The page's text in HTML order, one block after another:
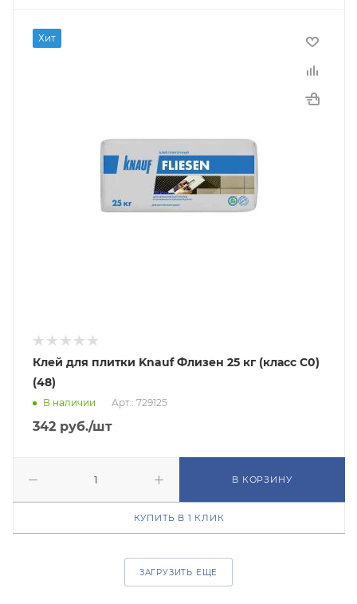
Хит
Клей для плитки Knauf Флизен 25 кг (класс C0)
(48)
В наличии Арт.: 729125
342 руб./шт
В КОРЗИНУ
КУПИТЬ В 1 КЛИК
ЗАГРУЗИТЬ ЕЩЕ